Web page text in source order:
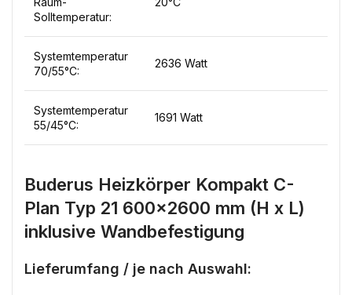
Solltemperatur:
Systemtemperatur
70/55°C:
2636 Watt
Systemtemperatur
55/45°C:
1691 Watt
Buderus Heizkörper Kompakt C-
Plan Typ 21 600×2600 mm (H x L)
inklusive Wandbefestigung
Lieferumfang / je nach Auswahl: